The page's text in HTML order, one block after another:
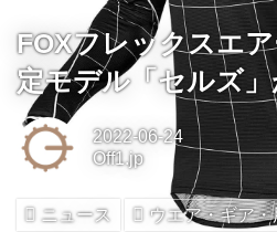
FOXフレックスエ
定モデル「セルズ
2022-06-24
Off1.jp
ニュース ウエア・ギア・